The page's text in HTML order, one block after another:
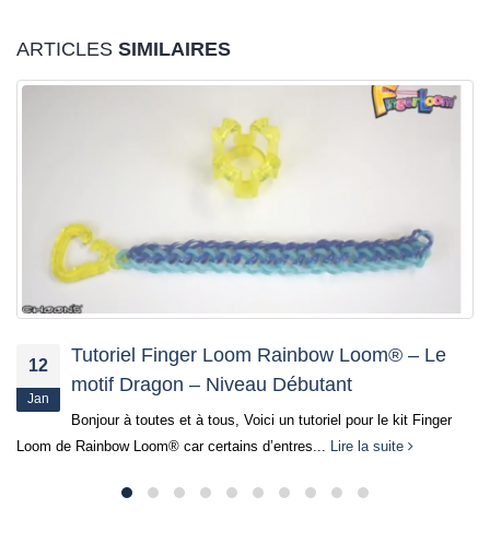
ARTICLES SIMILAIRES
30 Calendrier de l’Avent DIAMOND DOTZ®
Dès demain et jusqu’au 21 décembre, découvrez notre
calendrier de l’Avent DIAMOND DOTZ®. Chaque jour, 1 thème